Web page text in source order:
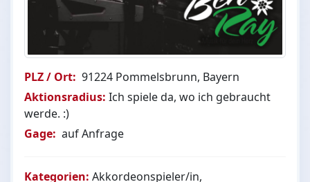
PLZ / Ort: 91224 Pommelsbrunn, Bayern
Aktionsradius: Ich spiele da, wo ich gebraucht
werde. :)
Gage: auf Anfrage
Kategorien: Akkordeonspieler/in,